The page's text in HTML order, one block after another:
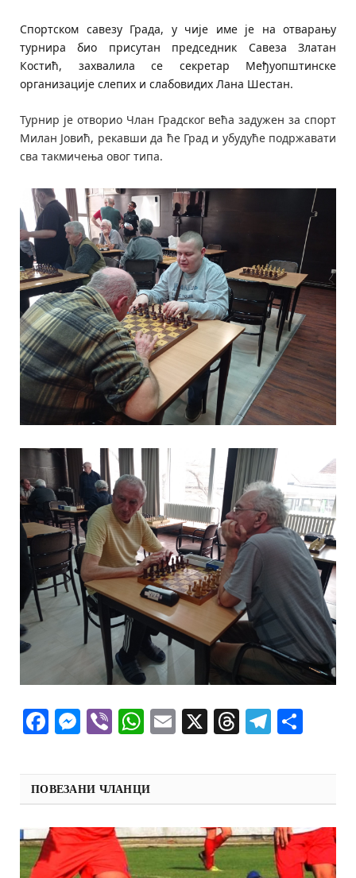
Спортском савезу Града, у чије име је на отварању
турнира био присутан председник Савеза Златан
Костић, захвалила се секретар Међуопштинске
организације слепих и слабовидих Лана Шестан.
Турнир је отворио Члан Градског већа задужен за спорт
Милан Јовић, рекавши да ће Град и убудуће подржавати
сва такмичења овог типа.
Facebook
Messenger
ViberWhatsApp
Email
X Threads
ПОВЕЗАНИ ЧЛАНЦИ